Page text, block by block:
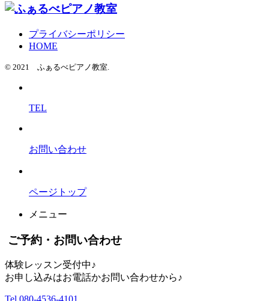
プライバシーポリシー
HOME
© 2021 ふぁるべピアノ教室.
TEL
お問い合わせ
ページトップ
メニュー
ご予約・お問い合わせ
体験レッスン受付中♪
お申し込みはお電話かお問い合わせから♪